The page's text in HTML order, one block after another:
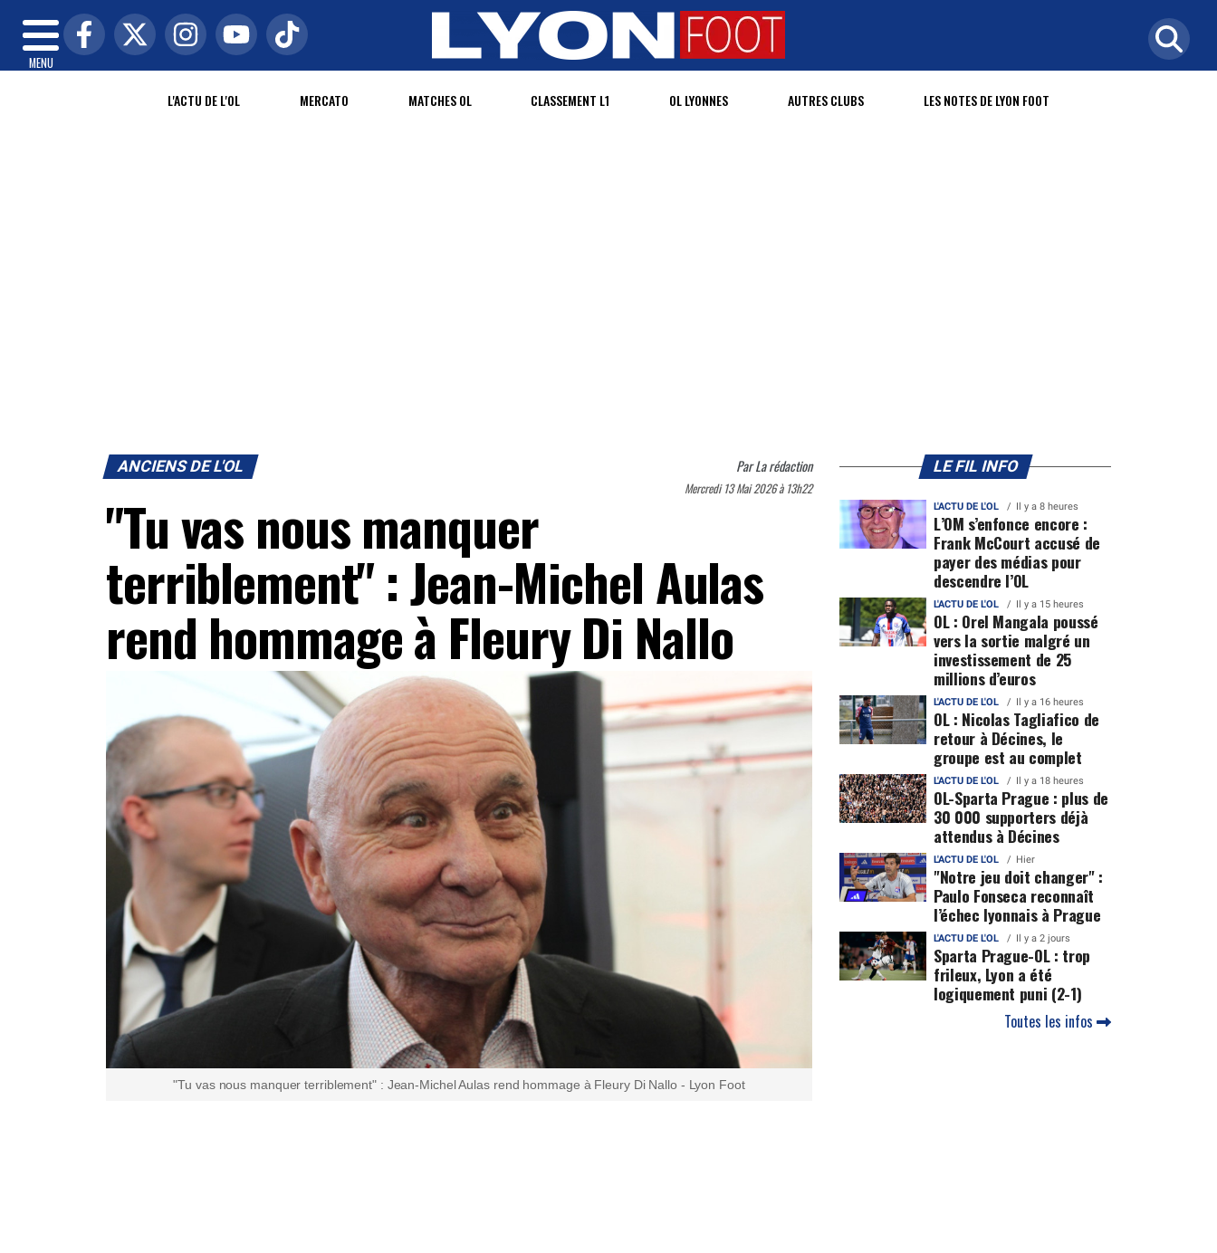
MENU
L'ACTU DE L'OL MERCATO MATCHES OL CLASSEMENT L1 OL LYONNES AUTRES CLUBS LES NOTES DE LYON FOOT
ANCIENS DE L'OL ParLa rédaction
Mercredi 13 Mai 2026 à 13h22
"Tu vas nous manquer
terriblement" : Jean-Michel Aulas
rend hommage à Fleury Di Nallo
"Tu vas nous manquer terriblement" : Jean-Michel Aulas rend hommage à Fleury Di Nallo - Lyon Foot
LE FIL INFO
L'ACTU DE L'OL Il y a 8 heures
L’OM s’enfonce encore :
Frank McCourt accusé de
payer des médias pour
descendre l’OL
L'ACTU DE L'OL Il y a 15 heures
OL : Orel Mangala poussé
vers la sortie malgré un
investissement de 25
millions d’euros
L'ACTU DE L'OL Il y a 16 heures
OL : Nicolas Tagliafico de
retour à Décines, le
groupe est au complet
L'ACTU DE L'OL Il y a 18 heures
OL-Sparta Prague : plus de
30 000 supporters déjà
attendus à Décines
L'ACTU DE L'OL Hier
"Notre jeu doit changer" :
Paulo Fonseca reconnaît
l’échec lyonnais à Prague
L'ACTU DE L'OL Il y a 2 jours
Sparta Prague-OL : trop
frileux, Lyon a été
logiquement puni (2-1)
Toutes les infos